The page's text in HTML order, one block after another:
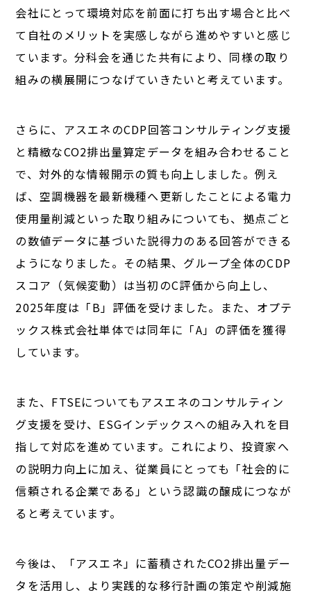
会社にとって環境対応を前面に打ち出す場合と比べ
て自社のメリットを実感しながら進めやすいと感じ
ています。分科会を通じた共有により、同様の取り
組みの横展開につなげていきたいと考えています。
さらに、アスエネのCDP回答コンサルティング支援
と精緻なCO2排出量算定データを組み合わせること
で、対外的な情報開示の質も向上しました。例え
ば、空調機器を最新機種へ更新したことによる電力
使用量削減といった取り組みについても、拠点ごと
の数値データに基づいた説得力のある回答ができる
ようになりました。その結果、グループ全体のCDP
スコア（気候変動）は当初のC評価から向上し、
2025年度は「B」評価を受けました。また、オプテ
ックス株式会社単体では同年に「A」の評価を獲得
しています。
また、FTSEについてもアスエネのコンサルティン
グ支援を受け、ESGインデックスへの組み入れを目
指して対応を進めています。これにより、投資家へ
の説明力向上に加え、従業員にとっても「社会的に
信頼される企業である」という認識の醸成につなが
ると考えています。
今後は、「アスエネ」に蓄積されたCO2排出量デー
タを活用し、より実践的な移行計画の策定や削減施